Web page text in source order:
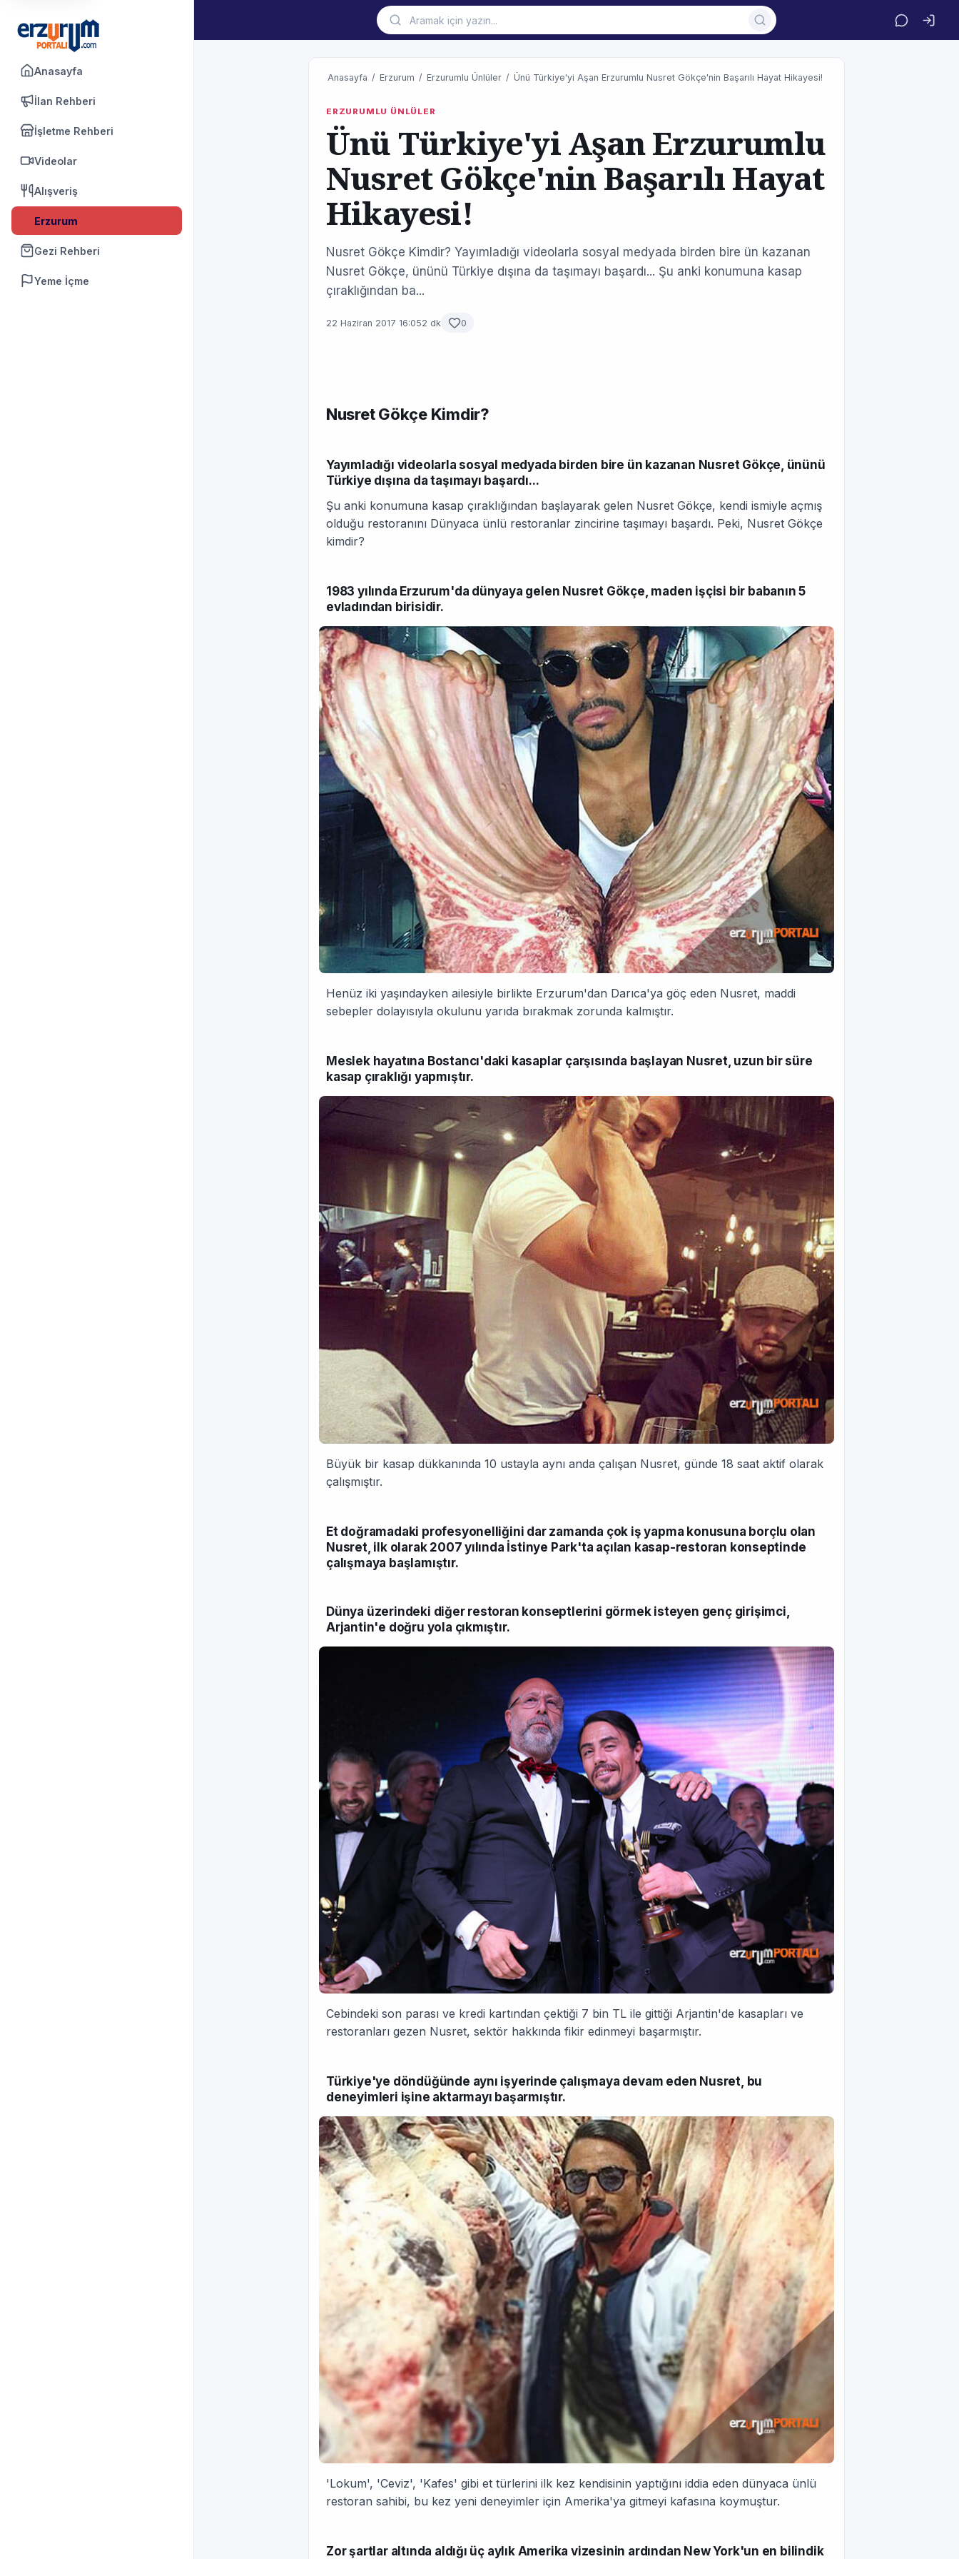
Anasayfa
İlan Rehberi
İşletme Rehberi
Videolar
Alışveriş
Erzurum
Gezi Rehberi
Yeme İçme
Anasayfa / Erzurum / Erzurumlu Ünlüler / Ünü Türkiye'yi Aşan Erzurumlu Nusret Gökçe'nin Başarılı Hayat Hikayesi!
ERZURUMLU ÜNLÜLER
Ünü Türkiye'yi Aşan Erzurumlu
Nusret Gökçe'nin Başarılı Hayat
Hikayesi!
Nusret Gökçe Kimdir? Yayımladığı videolarla sosyal medyada birden bire ün kazanan
Nusret Gökçe, ününü Türkiye dışına da taşımayı başardı... Şu anki konumuna kasap
çıraklığından ba...
22 Haziran 2017 16:052 dk 0
Nusret Gökçe Kimdir?
Yayımladığı videolarla sosyal medyada birden bire ün kazanan Nusret Gökçe, ününü
Türkiye dışına da taşımayı başardı...
Şu anki konumuna kasap çıraklığından başlayarak gelen Nusret Gökçe, kendi ismiyle açmış
olduğu restoranını Dünyaca ünlü restoranlar zincirine taşımayı başardı. Peki, Nusret Gökçe
kimdir?
1983 yılında Erzurum'da dünyaya gelen Nusret Gökçe, maden işçisi bir babanın 5
evladından birisidir.
Henüz iki yaşındayken ailesiyle birlikte Erzurum'dan Darıca'ya göç eden Nusret, maddi
sebepler dolayısıyla okulunu yarıda bırakmak zorunda kalmıştır.
Meslek hayatına Bostancı'daki kasaplar çarşısında başlayan Nusret, uzun bir süre
kasap çıraklığı yapmıştır.
Büyük bir kasap dükkanında 10 ustayla aynı anda çalışan Nusret, günde 18 saat aktif olarak
çalışmıştır.
Et doğramadaki profesyonelliğini dar zamanda çok iş yapma konusuna borçlu olan
Nusret, ilk olarak 2007 yılında İstinye Park'ta açılan kasap-restoran konseptinde
çalışmaya başlamıştır.
Dünya üzerindeki diğer restoran konseptlerini görmek isteyen genç girişimci,
Arjantin'e doğru yola çıkmıştır.
Cebindeki son parası ve kredi kartından çektiği 7 bin TL ile gittiği Arjantin'de kasapları ve
restoranları gezen Nusret, sektör hakkında fikir edinmeyi başarmıştır.
Türkiye'ye döndüğünde aynı işyerinde çalışmaya devam eden Nusret, bu
deneyimleri işine aktarmayı başarmıştır.
'Lokum', 'Ceviz', 'Kafes' gibi et türlerini ilk kez kendisinin yaptığını iddia eden dünyaca ünlü
restoran sahibi, bu kez yeni deneyimler için Amerika'ya gitmeyi kafasına koymuştur.
Zor şartlar altında aldığı üç aylık Amerika vizesinin ardından New York'un en bilindik